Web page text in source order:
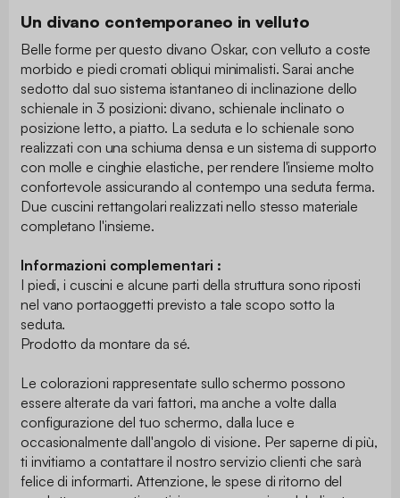
Un divano contemporaneo in velluto
Belle forme per questo divano Oskar, con velluto a coste
morbido e piedi cromati obliqui minimalisti. Sarai anche
sedotto dal suo sistema istantaneo di inclinazione dello
schienale in 3 posizioni: divano, schienale inclinato o
posizione letto, a piatto. La seduta e lo schienale sono
realizzati con una schiuma densa e un sistema di supporto
con molle e cinghie elastiche, per rendere l'insieme molto
confortevole assicurando al contempo una seduta ferma.
Due cuscini rettangolari realizzati nello stesso materiale
completano l'insieme.
Informazioni complementari :
I piedi, i cuscini e alcune parti della struttura sono riposti
nel vano portaoggetti previsto a tale scopo sotto la
seduta.
Prodotto da montare da sé.
Le colorazioni rappresentate sullo schermo possono
essere alterate da vari fattori, ma anche a volte dalla
configurazione del tuo schermo, dalla luce e
occasionalmente dall'angolo di visione. Per saperne di più,
ti invitiamo a contattare il nostro servizio clienti che sarà
felice di informarti. Attenzione, le spese di ritorno del